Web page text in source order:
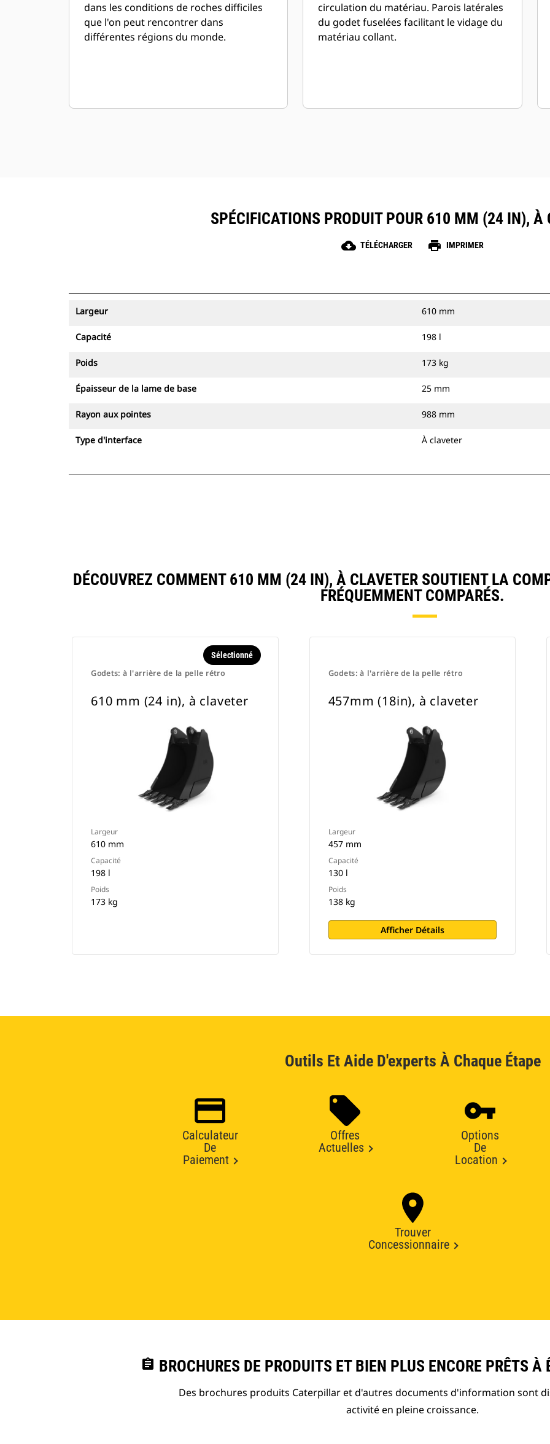
dans les conditions de roches difficiles
que l'on peut rencontrer dans
différentes régions du monde.
circulation du matériau. Parois latérales
du godet fuselées facilitant le vidage du
matériau collant.
SPÉCIFICATIONS PRODUIT POUR 610 MM (24 IN), À
cloud_download TÉLÉCHARGER print IMPRIMER
Largeur 610 mm
Capacité 198 l
Poids 173 kg
Épaisseur de la lame de base 25 mm
Rayon aux pointes 988 mm
Type d'interface À claveter
DÉCOUVREZ COMMENT 610 MM (24 IN), À CLAVETER SOUTIENT LA
FRÉQUEMMENT COMPARÉS.
Godets: à l'arrière de la pelle rétro
Sélectionné
610 mm (24 in), à claveter
Largeur
610 mm
Capacité
198 l
Poids
173 kg
Godets: à l'arrière de la pelle rétro
457mm (18in), à claveter
Largeur
457 mm
Capacité
130 l
Poids
138 kg
Afficher Détails
Outils Et Aide D'experts À Chaque Étape
Calculateur
De
Paiement
Offres
Actuelles
Options
De
Location
Trouver
Concessionnaire
assignment BROCHURES DE PRODUITS ET BIEN PLUS ENCORE PRÊTS À
Des brochures produits Caterpillar et d'autres documents d'information sont
activité en pleine croissance.